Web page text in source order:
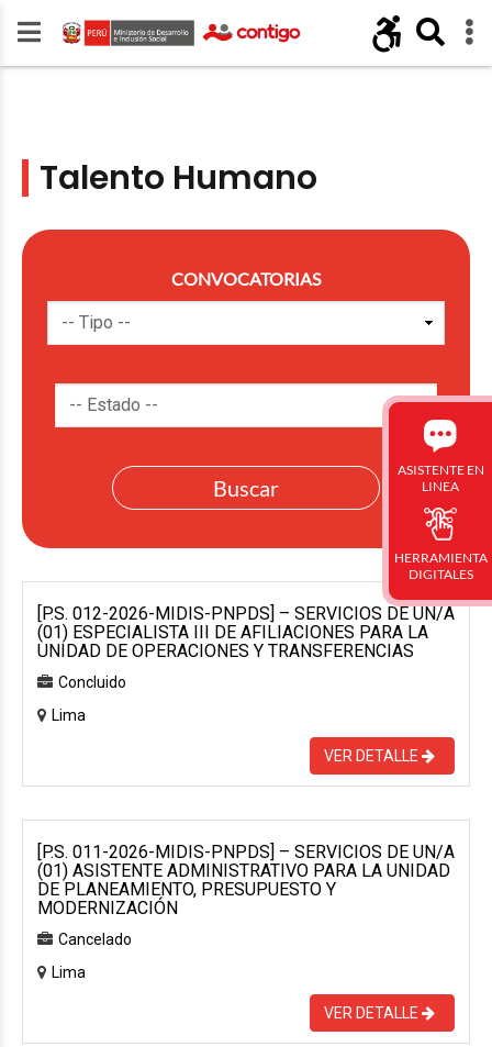
Talento Humano
CONVOCATORIAS
[P.S. 012-2026-MIDIS-PNPDS] – SERVICIOS DE UN/A
(01) ESPECIALISTA III DE AFILIACIONES PARA LA
UNIDAD DE OPERACIONES Y TRANSFERENCIAS
Concluido
Lima
VER DETALLE
[P.S. 011-2026-MIDIS-PNPDS] – SERVICIOS DE UN/A
(01) ASISTENTE ADMINISTRATIVO PARA LA UNIDAD
DE PLANEAMIENTO, PRESUPUESTO Y
MODERNIZACIÓN
Cancelado
Lima
VER DETALLE
ASISTENTE EN
LINEA
HERRAMIENTA
DIGITALES